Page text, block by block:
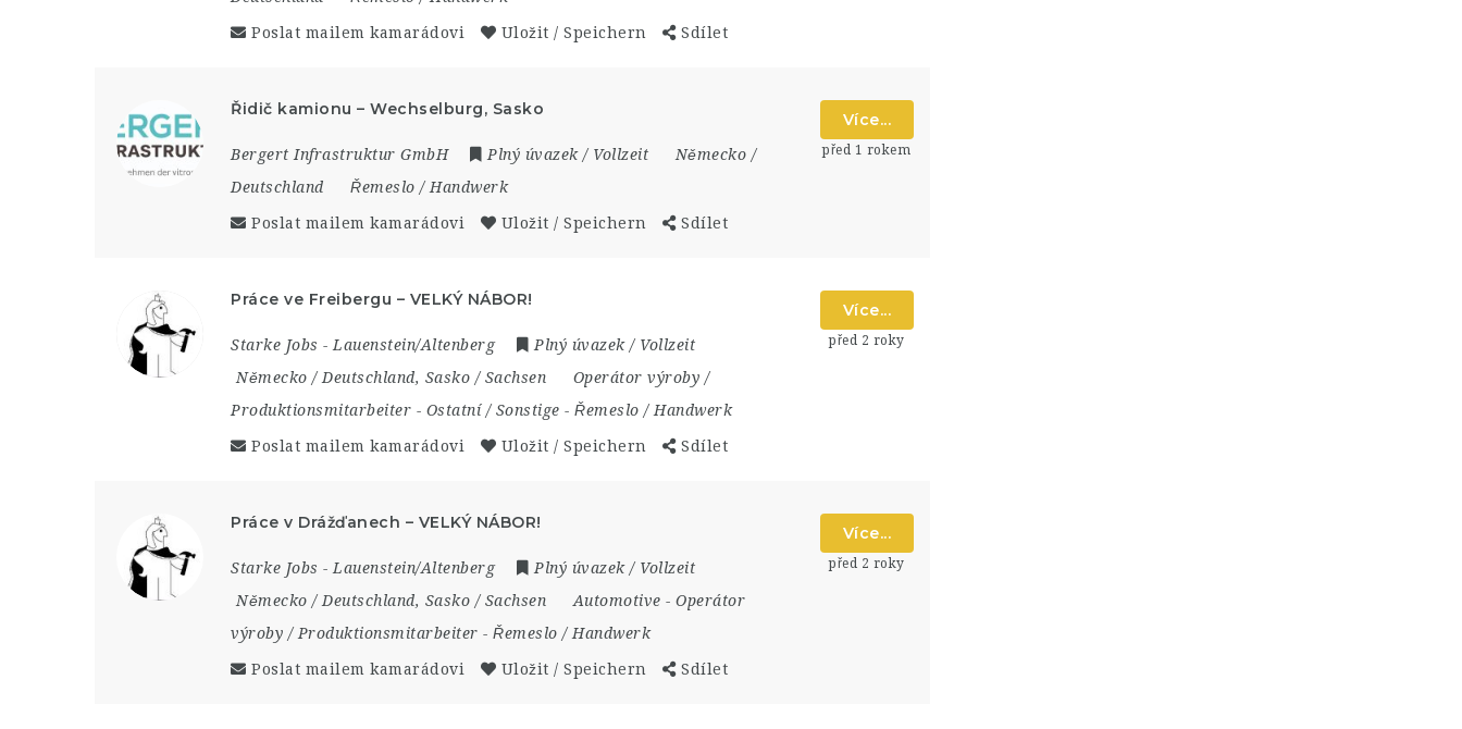
Poslat mailem kamarádovi Uložit / Speichern Sdílet
Řidič kamionu – Wechselburg, Sasko
Bergert Infrastruktur GmbH Plný úvazek / Vollzeit
Německo /
Deutschland
Řemeslo / Handwerk
Poslat mailem kamarádovi Uložit / Speichern Sdílet
Více...
před 1 rokem
Práce ve Freibergu – VELKÝ NÁBOR!
Starke Jobs - Lauenstein/Altenberg
Plný úvazek / Vollzeit
Německo / Deutschland, Sasko / Sachsen
Operátor výroby /
Produktionsmitarbeiter - Ostatní / Sonstige - Řemeslo / Handwerk
Poslat mailem kamarádovi Uložit / Speichern Sdílet
Více...
před 2 roky
Práce v Drážďanech – VELKÝ NÁBOR!
Starke Jobs - Lauenstein/Altenberg
Plný úvazek / Vollzeit
Německo / Deutschland, Sasko / Sachsen Automotive - Operátor
výroby / Produktionsmitarbeiter - Řemeslo / Handwerk
Poslat mailem kamarádovi Uložit / Speichern Sdílet
Více...
před 2 roky